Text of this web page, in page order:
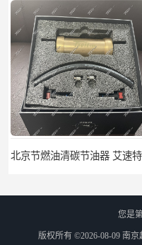
北京节燃油清碳节油器 艾速特EXOTE清碳节油器 减少燃料消耗
您是
版权所有 ©2026-08-09 南京